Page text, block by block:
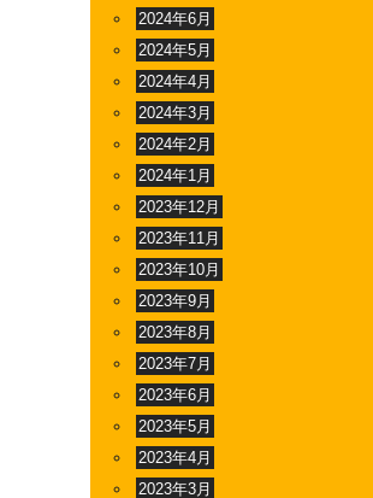
2024年6月
2024年5月
2024年4月
2024年3月
2024年2月
2024年1月
2023年12月
2023年11月
2023年10月
2023年9月
2023年8月
2023年7月
2023年6月
2023年5月
2023年4月
2023年3月